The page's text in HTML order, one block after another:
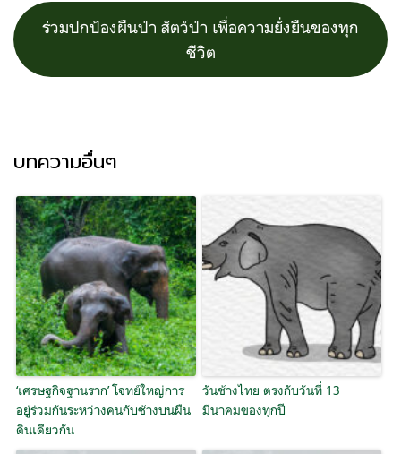
ร่วมปกป้องผืนป่า สัตว์ป่า เพื่อความยั่งยืนของทุก
ชีวิต
บทความอื่นๆ
‘เศรษฐกิจฐานราก’ โจทย์ใหญ่การ
อยู่ร่วมกันระหว่างคนกับช้างบนผืน
ดินเดียวกัน
วันช้างไทย ตรงกับวันที่ 13
มีนาคมของทุกปี